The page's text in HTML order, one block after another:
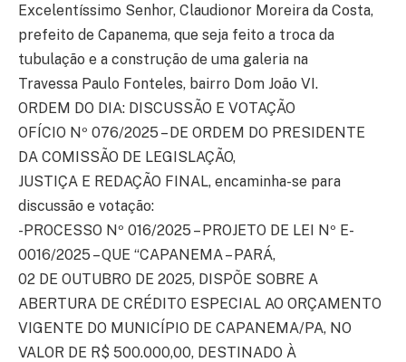
Excelentíssimo Senhor, Claudionor Moreira da Costa,
prefeito de Capanema, que seja feito a troca da
tubulação e a construção de uma galeria na
Travessa Paulo Fonteles, bairro Dom João VI.
ORDEM DO DIA: DISCUSSÃO E VOTAÇÃO
OFÍCIO Nº 076/2025 – DE ORDEM DO PRESIDENTE
DA COMISSÃO DE LEGISLAÇÃO,
JUSTIÇA E REDAÇÃO FINAL, encaminha-se para
discussão e votação:
-PROCESSO Nº 016/2025 – PROJETO DE LEI Nº E-
0016/2025 – QUE “CAPANEMA – PARÁ,
02 DE OUTUBRO DE 2025, DISPÕE SOBRE A
ABERTURA DE CRÉDITO ESPECIAL AO ORÇAMENTO
VIGENTE DO MUNICÍPIO DE CAPANEMA/PA, NO
VALOR DE R$ 500.000,00, DESTINADO À